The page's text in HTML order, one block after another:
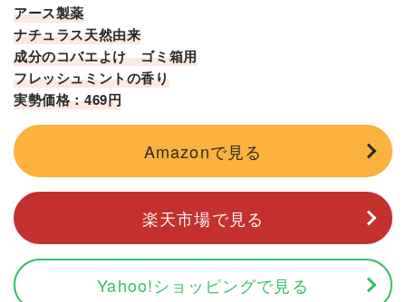
アース製薬
ナチュラス天然由来
成分のコバエよけ ゴミ箱用
フレッシュミントの香り
実勢価格：469円
Amazonで見る
楽天市場で見る
Yahoo!ショッピングで見る